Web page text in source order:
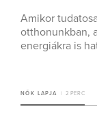
Amikor
otthonunkban,
energiákra is
NŐK LAPJA 2 PERC